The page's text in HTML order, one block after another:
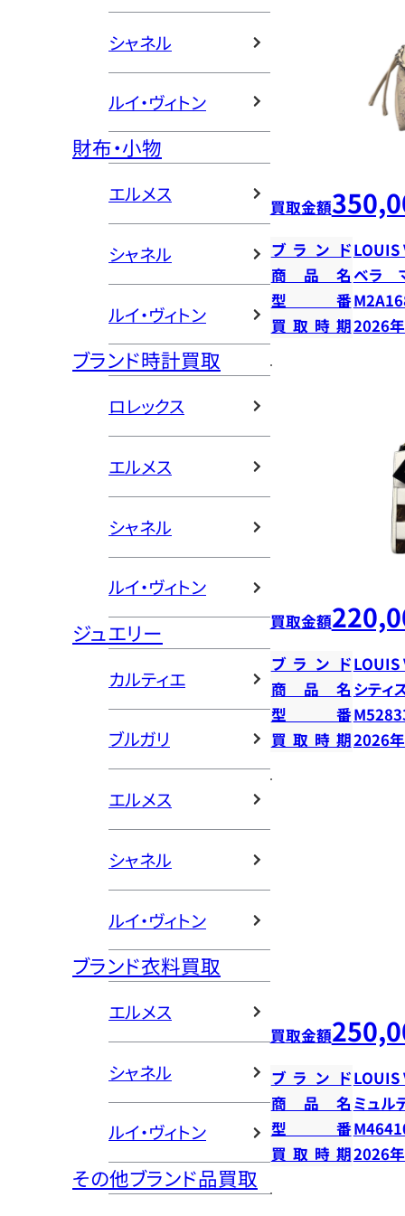
シャネル
ルイ・ヴィトン
財布・小物
エルメス
シャネル
ルイ・ヴィトン
ブランド時計買取
ロレックス
エルメス
シャネル
ルイ・ヴィトン
ジュエリー
カルティエ
ブルガリ
エルメス
シャネル
ルイ・ヴィトン
ブランド衣料買取
エルメス
シャネル
ルイ・ヴィトン
その他ブランド品買取
買取金額
ブランドLOUIS
商品名ベラ
型番
買取時期2026
買取金額
ブランドLOUIS
商品名 シティ
型番
買取時期2026
買取金額
ブランドLOUIS
商品名 ミュル
型番
買取時期2026